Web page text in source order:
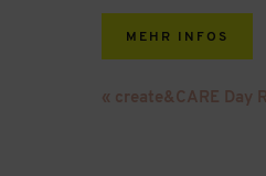
MEHR INFOS
Veranstaltung-
« create&CARE Day